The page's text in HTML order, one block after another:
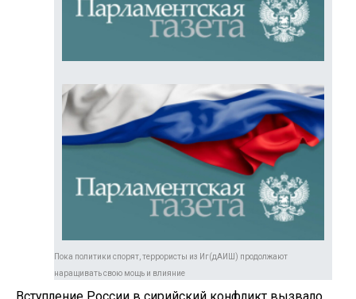
Пока политики спорят, террористы из Иг(дАИШ) продолжают
наращивать свою мощь и влияние